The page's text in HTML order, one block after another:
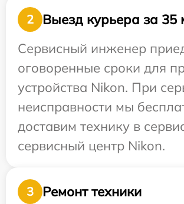
2
Выезд курьера за 35
Сервисный инженер
оговоренные сроки для
устройства Nikon. При
неисправности мы
доставим технику в
сервисный центр Nikon.
3 Ремонт техники